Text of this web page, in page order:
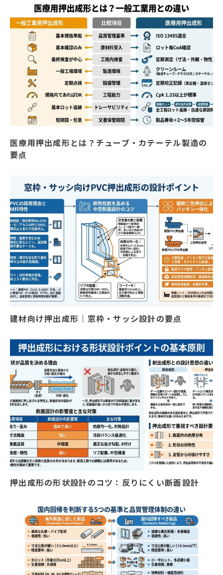
医療用押出成形とは？チューブ・カテーテル製造の
要点
建材向け押出成形｜窓枠・サッシ設計の要点
押出成形の形状設計のコツ：反りにくい断面設計